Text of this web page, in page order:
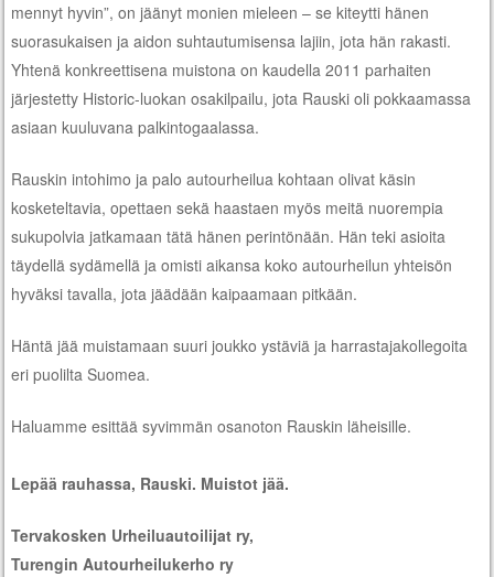
mennyt hyvin”, on jäänyt monien mieleen – se kiteytti hänen
suorasukaisen ja aidon suhtautumisensa lajiin, jota hän rakasti.
Yhtenä konkreettisena muistona on kaudella 2011 parhaiten
järjestetty Historic-luokan osakilpailu, jota Rauski oli pokkaamassa
asiaan kuuluvana palkintogaalassa.
Rauskin intohimo ja palo autourheilua kohtaan olivat käsin
kosketeltavia, opettaen sekä haastaen myös meitä nuorempia
sukupolvia jatkamaan tätä hänen perintönään. Hän teki asioita
täydellä sydämellä ja omisti aikansa koko autourheilun yhteisön
hyväksi tavalla, jota jäädään kaipaamaan pitkään.
Häntä jää muistamaan suuri joukko ystäviä ja harrastajakollegoita
eri puolilta Suomea.
Haluamme esittää syvimmän osanoton Rauskin läheisille.
Lepää rauhassa, Rauski. Muistot jää.
Tervakosken Urheiluautoilijat ry,
Turengin Autourheilukerho ry